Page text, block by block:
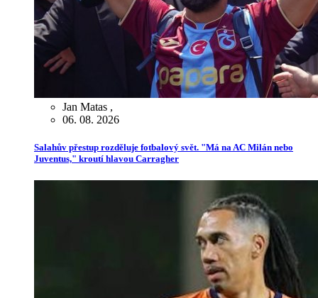
Jan Matas ,
06. 08. 2026
Salahův přestup rozděluje fotbalový svět. "Má na AC Milán nebo
Juventus," kroutí hlavou Carragher